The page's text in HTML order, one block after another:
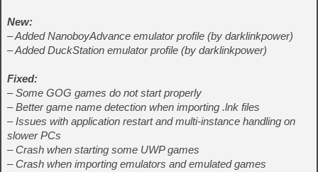
New:
– Added NanoboyAdvance emulator profile (by darklinkpower)
– Added DuckStation emulator profile (by darklinkpower)
Fixed:
– Some GOG games do not start properly
– Better game name detection when importing .lnk files
– Issues with application restart and multi-instance handling on
slower PCs
– Crash when starting some UWP games
– Crash when importing emulators and emulated games